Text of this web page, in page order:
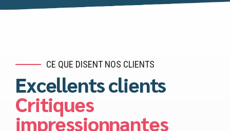
CE QUE DISENT NOS CLIENTS
Excellents clients
Critiques
impressionnantes